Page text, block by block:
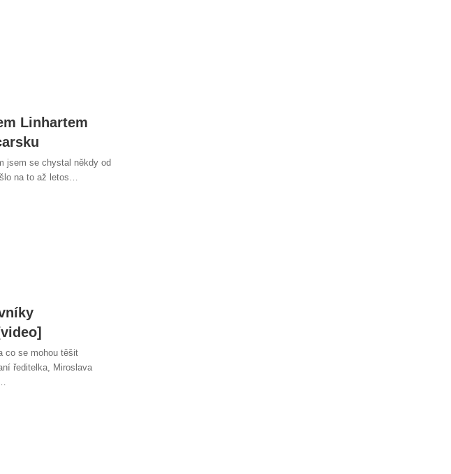
Linhartem
jsem se chystal někdy od
na to až letos…
co se mohou těšit
ředitelka, Miroslava